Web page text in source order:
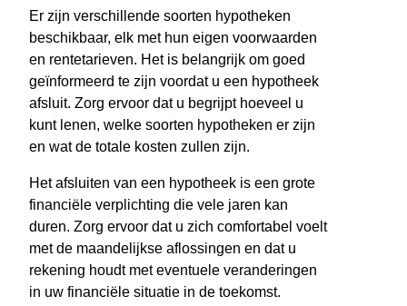
Er zijn verschillende soorten hypotheken
beschikbaar, elk met hun eigen voorwaarden
en rentetarieven. Het is belangrijk om goed
geïnformeerd te zijn voordat u een hypotheek
afsluit. Zorg ervoor dat u begrijpt hoeveel u
kunt lenen, welke soorten hypotheken er zijn
en wat de totale kosten zullen zijn.
Het afsluiten van een hypotheek is een grote
financiële verplichting die vele jaren kan
duren. Zorg ervoor dat u zich comfortabel voelt
met de maandelijkse aflossingen en dat u
rekening houdt met eventuele veranderingen
in uw financiële situatie in de toekomst.